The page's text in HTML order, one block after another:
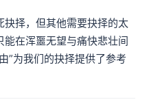
疑问是当代自由主义思想
为引人注目、流传最为广
经变成了人们理解古今自
择，但其他需要抉择的太
在浑噩无望与痛快悲壮间
”为我们的抉择提供了参考